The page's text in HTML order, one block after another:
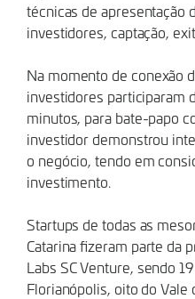
técnicas de apresentação
investidores, captação,
Na momento de conexão
investidores participaram
minutos, para bate-papo
investidor demonstrou
o negócio, tendo em
investimento.
Startups de todas as
Catarina fizeram parte da
Labs SC Venture, sendo
Florianópolis, oito do Vale